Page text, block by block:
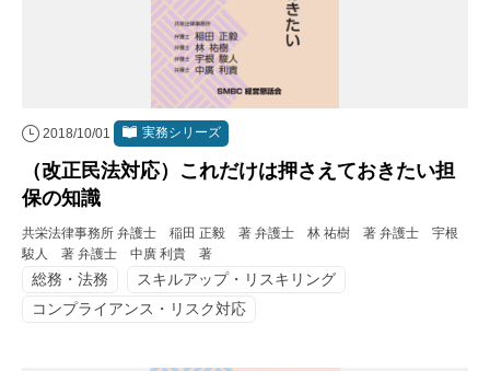
2018/10/01 実務シリーズ
（改正民法対応）これだけは押さえておきたい担
保の知識
共栄法律事務所 弁護士 稲田 正毅 著 弁護士 林 祐樹 著 弁護士 宇根
駿人 著 弁護士 中廣 利貴 著
総務・法務
スキルアップ・リスキリング
コンプライアンス・リスク対応